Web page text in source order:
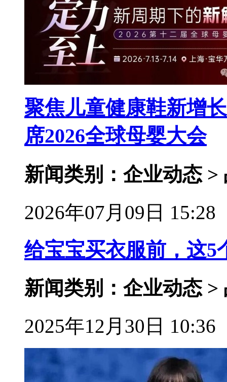
聚焦儿童健康鞋新增
席2026全球母婴大会
新闻类别：企业动态 >
2026年07月09日 15:28
给宝宝买衣服前，这5
新闻类别：企业动态 >
2025年12月30日 10:36